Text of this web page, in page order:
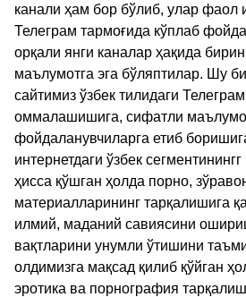
канали ҳам бор бўлиб, улар фаол
Телеграм тармоғида кўплаб
орқали янги каналар ҳақида
маълумотга эга бўляптилар. Шу
сайтимиз ўзбек тилидаги
оммалашишига, сифатли
фойдаланувчиларга етиб
интернетдаги ўзбек
ҳисса қўшган ҳолда порно,
материалларининг тарқалишига
илмий, маданий савиясини
вақтларини унумли ўтишини
олдимизга мақсад қилиб қўйган
эротика ва порнография